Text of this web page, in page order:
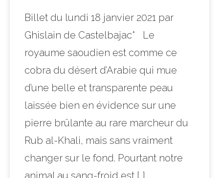
Billet du lundi 18 janvier 2021 par
Ghislain de Castelbajac* Le
royaume saoudien est comme ce
cobra du désert d’Arabie qui mue
d’une belle et transparente peau
laissée bien en évidence sur une
pierre brûlante au rare marcheur du
Rub al-Khali, mais sans vraiment
changer sur le fond. Pourtant notre
animal au sang-froid est […]